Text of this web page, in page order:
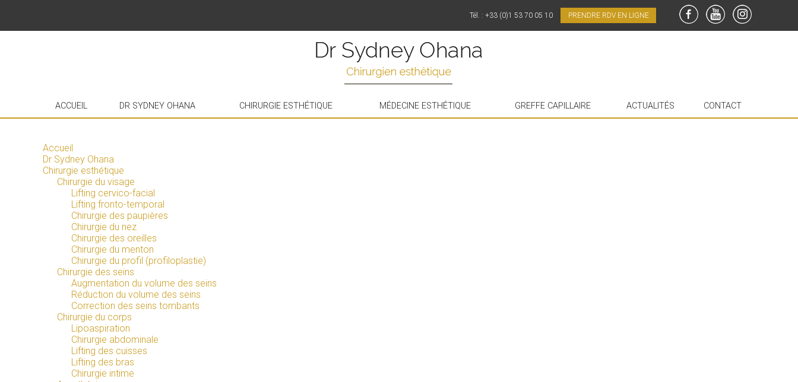
PRENDRE RDV EN LIGNE
Tél. : +33 (0)1 53 70 05 10
ACCUEIL DR SYDNEY OHANA CHIRURGIE ESTHÉTIQUE MÉDECINE ESTHÉTIQUE GREFFE CAPILLAIRE ACTUALITÉS CONTACT
Accueil
Dr Sydney Ohana
Chirurgie esthétique
Chirurgie du visage
Lifting cervico-facial
Lifting fronto-temporal
Chirurgie des paupières
Chirurgie du nez
Chirurgie des oreilles
Chirurgie du menton
Chirurgie du profil (profiloplastie)
Chirurgie des seins
Augmentation du volume des seins
Réduction du volume des seins
Correction des seins tombants
Chirurgie du corps
Lipoaspiration
Chirurgie abdominale
Lifting des cuisses
Lifting des bras
Chirurgie intime